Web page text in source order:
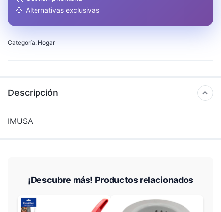
💎 Alternativas exclusivas
Categoría: Hogar
Descripción
IMUSA
¡Descubre más! Productos relacionados